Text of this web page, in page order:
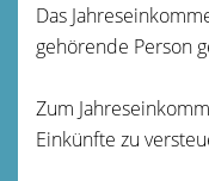
Das
gehörende Person
Zum
Einkünfte zu